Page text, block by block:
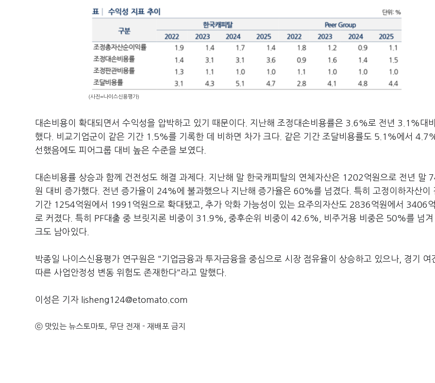
(사진=나이스신용평가)
대손비용이 확대되면서 수익성을 압박하고 있기 때문이다. 지난해 조정대손비용률은 3.6%로 전년 3.1%대
했다. 비교기업군이 같은 기간 1.5%를 기록한 데 비하면 차가 크다. 같은 기간 조달비용률도 5.1%에서
선했음에도 피어그룹 대비 높은 수준을 보였다.
대손비용률 상승과 함께 건전성도 해결 과제다. 지난해 말 한국캐피탈의 연체자산은 1202억원으로 전년 말
원 대비 증가했다. 전년 증가율이 24%에 불과했으나 지난해 증가율은 60%를 넘겼다. 특히 고정이하자산이
기간 1254억원에서 1991억원으로 확대됐고, 추가 악화 가능성이 있는 요주의자산도 2836억원에서 3406
로 커졌다. 특히 PF대출 중 브릿지론 비중이 31.9%, 중후순위 비중이 42.6%, 비주거용 비중은 50%를 넘겨
크도 남아있다.
박종일 나이스신용평가 연구원은 "기업금융과 투자금융을 중심으로 시장 점유율이 상승하고 있으나, 경기 여
따른 사업안정성 변동 위험도 존재한다"라고 말했다.
이성은 기자 lisheng124@etomato.com
ⓒ 맛있는 뉴스토마토, 무단 전재 - 재배포 금지